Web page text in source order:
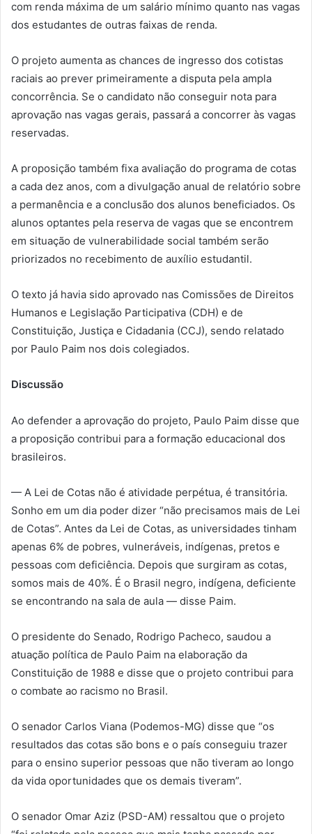
com renda máxima de um salário mínimo quanto nas vagas
dos estudantes de outras faixas de renda.
O projeto aumenta as chances de ingresso dos cotistas
raciais ao prever primeiramente a disputa pela ampla
concorrência. Se o candidato não conseguir nota para
aprovação nas vagas gerais, passará a concorrer às vagas
reservadas.
A proposição também fixa avaliação do programa de cotas
a cada dez anos, com a divulgação anual de relatório sobre
a permanência e a conclusão dos alunos beneficiados. Os
alunos optantes pela reserva de vagas que se encontrem
em situação de vulnerabilidade social também serão
priorizados no recebimento de auxílio estudantil.
O texto já havia sido aprovado nas Comissões de Direitos
Humanos e Legislação Participativa (CDH) e de
Constituição, Justiça e Cidadania (CCJ), sendo relatado
por Paulo Paim nos dois colegiados.
Discussão
Ao defender a aprovação do projeto, Paulo Paim disse que
a proposição contribui para a formação educacional dos
brasileiros.
— A Lei de Cotas não é atividade perpétua, é transitória.
Sonho em um dia poder dizer “não precisamos mais de Lei
de Cotas”. Antes da Lei de Cotas, as universidades tinham
apenas 6% de pobres, vulneráveis, indígenas, pretos e
pessoas com deficiência. Depois que surgiram as cotas,
somos mais de 40%. É o Brasil negro, indígena, deficiente
se encontrando na sala de aula — disse Paim.
O presidente do Senado, Rodrigo Pacheco, saudou a
atuação política de Paulo Paim na elaboração da
Constituição de 1988 e disse que o projeto contribui para
o combate ao racismo no Brasil.
O senador Carlos Viana (Podemos-MG) disse que “os
resultados das cotas são bons e o país conseguiu trazer
para o ensino superior pessoas que não tiveram ao longo
da vida oportunidades que os demais tiveram”.
O senador Omar Aziz (PSD-AM) ressaltou que o projeto